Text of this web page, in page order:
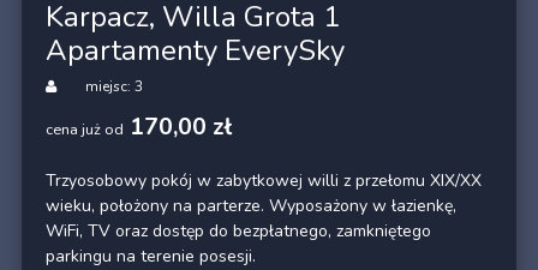
Karpacz, Willa Grota 1
Apartamenty EverySky
miejsc: 3
cena już od 170,00 zł
Trzyosobowy pokój w zabytkowej willi z przełomu XIX/XX
wieku, położony na parterze. Wyposażony w łazienkę,
WiFi, TV oraz dostęp do bezpłatnego, zamkniętego
parkingu na terenie posesji.